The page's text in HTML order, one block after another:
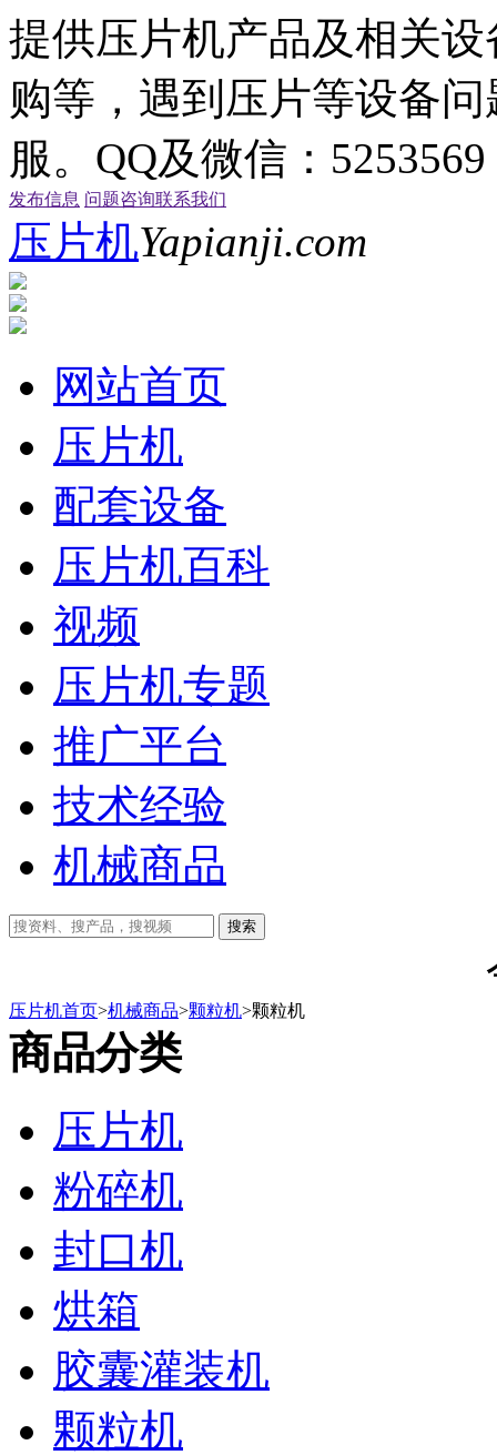
提供压片机产品及相关
购等，遇到压片等设备
服。QQ及微信：
发布信息 问题咨询联系我们
压片机Yapianji.com
网站首页
压片机
配套设备
压片机百科
视频
压片机专题
推广平台
技术经验
机械商品
压片机首页>机械商品>颗粒机>颗粒机
商品分类
压片机
粉碎机
封口机
烘箱
胶囊灌装机
颗粒机